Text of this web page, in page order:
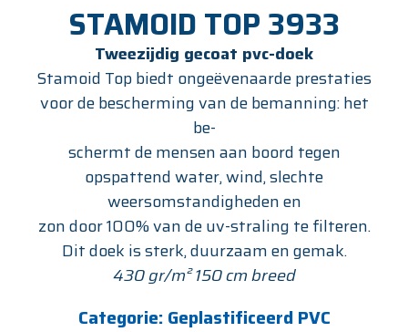
STAMOID TOP 3933
Tweezijdig gecoat pvc-doek
Stamoid Top biedt ongeëvenaarde prestaties
voor de bescherming van de bemanning: het
be-
schermt de mensen aan boord tegen
opspattend water, wind, slechte
weersomstandigheden en
zon door 100% van de uv-straling te filteren.
Dit doek is sterk, duurzaam en gemak.
430 gr/m² 150 cm breed
Categorie: Geplastificeerd PVC